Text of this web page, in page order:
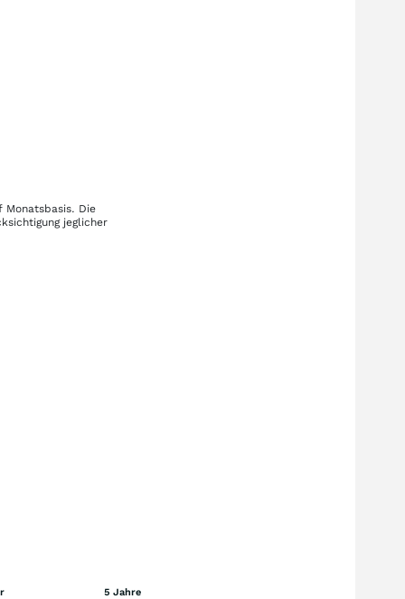
Die
jeglicher
5 Jahre